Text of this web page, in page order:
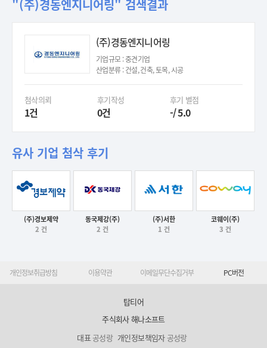
"(주)경동엔지니어링" 검색결과
(주)경동엔지니어링
기업규모 : 중견기업
산업분류 : 건설, 건축, 토목, 시공
첨삭의뢰
1건
후기작성
0건
후기 별점
-/ 5.0
유사 기업 첨삭 후기
후기보기
(주)경보제약
2 건
후기보기
동국제강(주)
2 건
후기보기
(주)서한
1 건
후기보기
코웨이(주)
3 건
개인정보취급방침 이용약관 이메일무단수집거부 PC버전
탑티어
주식회사 해나소프트
대표공성랑 개인정보책임자공성랑